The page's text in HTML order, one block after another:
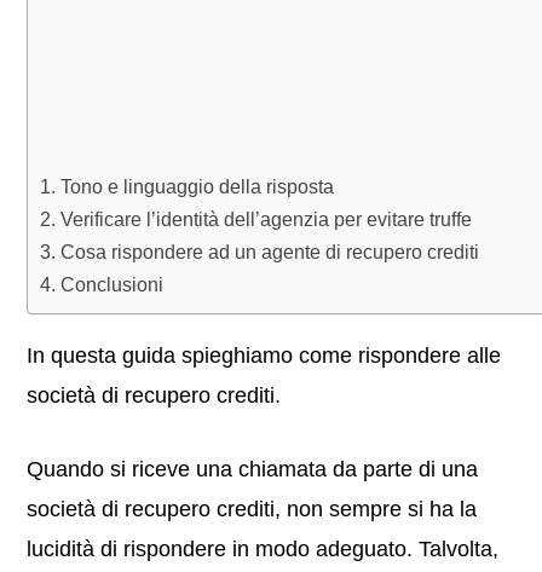
Tono e linguaggio della risposta
Verificare l’identità dell’agenzia per evitare truffe
Cosa rispondere ad un agente di recupero crediti
Conclusioni
In questa guida spieghiamo come rispondere alle
società di recupero crediti.
Quando si riceve una chiamata da parte di una
società di recupero crediti, non sempre si ha la
lucidità di rispondere in modo adeguato. Talvolta,